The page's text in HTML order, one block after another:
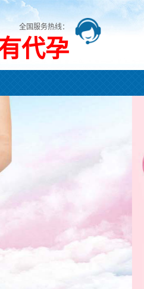
全国服务热线：
代孕